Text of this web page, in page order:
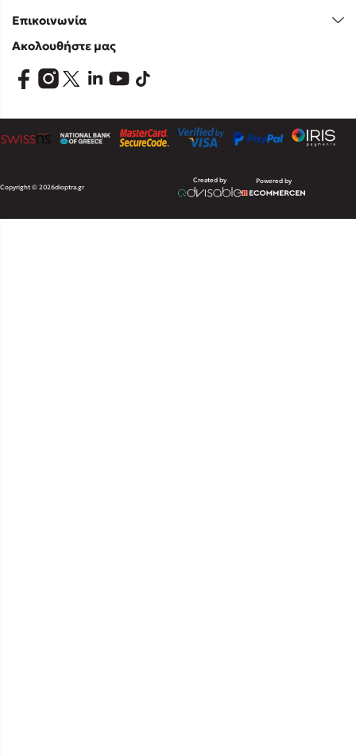
Επικοινωνία
Ακολουθήστε μας
Copyright © 2026dioptra.gr
Created by Powered by